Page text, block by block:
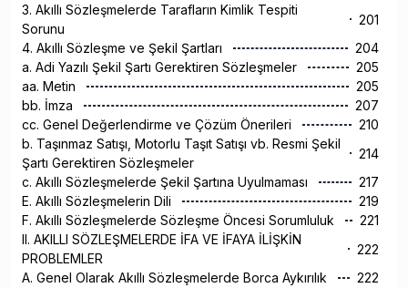
3. Akıllı Sözleşmelerde Tarafların Kimlik Tespiti
Sorunu
201
4. Akıllı Sözleşme ve Şekil Şartları
204
a. Adi Yazılı Şekil Şartı Gerektiren Sözleşmeler
205
aa. Metin
205
bb. İmza
207
cc. Genel Değerlendirme ve Çözüm Önerileri
210
b. Taşınmaz Satışı, Motorlu Taşıt Satışı vb. Resmi Şekil
Şartı Gerektiren Sözleşmeler
214
c. Akıllı Sözleşmelerde Şekil Şartına Uyulmaması
217
E. Akıllı Sözleşmelerin Dili
219
F. Akıllı Sözleşmelerde Sözleşme Öncesi Sorumluluk
221
II. AKILLI SÖZLEŞMELERDE İFA VE İFAYA İLİŞKİN
PROBLEMLER
222
A. Genel Olarak Akıllı Sözleşmelerde Borca Aykırılık
222